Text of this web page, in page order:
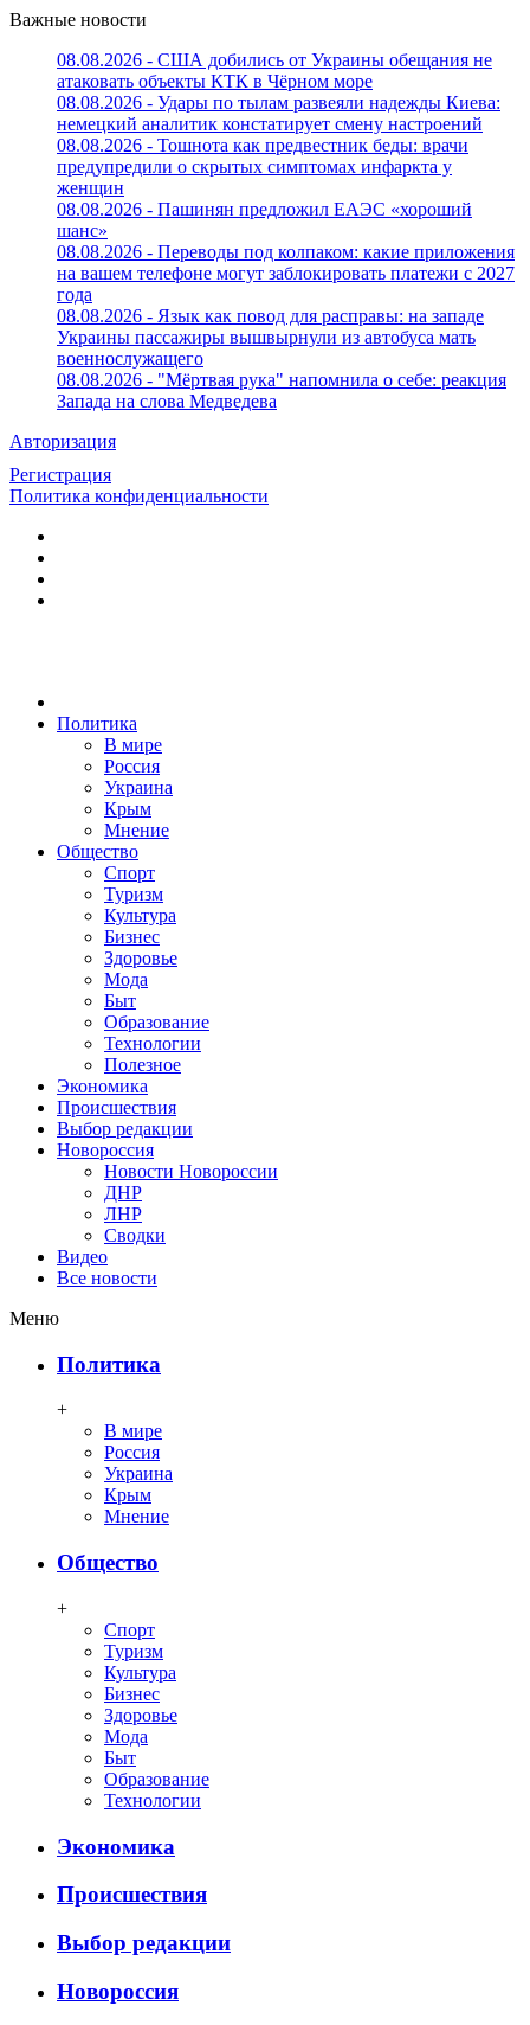
Важные новости
08.08.2026 - США добились от Украины обещания не
атаковать объекты КТК в Чёрном море
08.08.2026 - Удары по тылам развеяли надежды Киева:
немецкий аналитик констатирует смену настроений
08.08.2026 - Тошнота как предвестник беды: врачи
предупредили о скрытых симптомах инфаркта у
женщин
08.08.2026 - Пашинян предложил ЕАЭС «хороший
шанс»
08.08.2026 - Переводы под колпаком: какие приложения
на вашем телефоне могут заблокировать платежи с 2027
года
08.08.2026 - Язык как повод для расправы: на западе
Украины пассажиры вышвырнули из автобуса мать
военнослужащего
08.08.2026 - "Мёртвая рука" напомнила о себе: реакция
Запада на слова Медведева
Авторизация
Регистрация
Политика конфиденциальности
Политика
В мире
Россия
Украина
Крым
Мнение
Общество
Спорт
Туризм
Культура
Бизнес
Здоровье
Мода
Быт
Образование
Технологии
Полезное
Экономика
Происшествия
Выбор редакции
Новороссия
Новости Новороссии
ДНР
ЛНР
Сводки
Видео
Все новости
Меню
Политика
+
В мире
Россия
Украина
Крым
Мнение
Общество
+
Спорт
Туризм
Культура
Бизнес
Здоровье
Мода
Быт
Образование
Технологии
Экономика
Происшествия
Выбор редакции
Новороссия